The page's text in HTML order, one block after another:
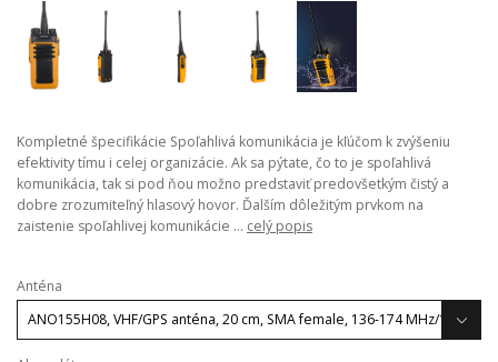
Kompletné špecifikácie Spoľahlivá komunikácia je kľúčom k zvýšeniu
efektivity tímu i celej organizácie. Ak sa pýtate, čo to je spoľahlivá
komunikácia, tak si pod ňou možno predstaviť predovšetkým čistý a
dobre zrozumiteľný hlasový hovor. Ďalším dôležitým prvkom na
zaistenie spoľahlivej komunikácie ... celý popis
Anténa